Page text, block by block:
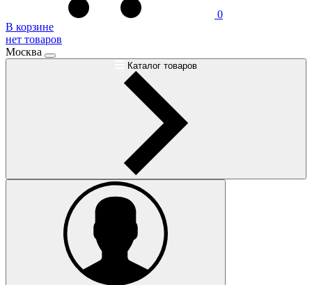
0
В корзине
нет товаров
Москва
Каталог товаров